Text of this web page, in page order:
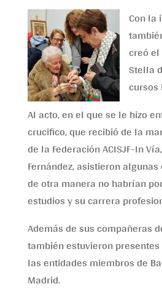
Con la
creó
Stella
Al acto, en el que se le hizo
crucifico, que recibió de la
de la Federación ACISJF-In
Fernández, asistieron
de otra manera no habrían
estudios y su carrera
Además de sus compañeras
también estuvieron
las entidades miembros de
Madrid.